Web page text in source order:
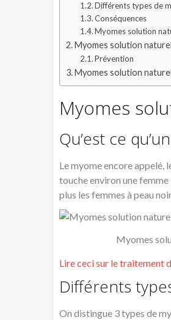
Différents types de
Conséquences
Myomes solution
Myomes solution
Prévention
Myomes solution
Myomes
Qu’est ce
Le myome encore appelé,
touche environ une
plus les femmes à peau
Myomes
Lire ceci sur le traitement
Différents
On distingue 3 types de